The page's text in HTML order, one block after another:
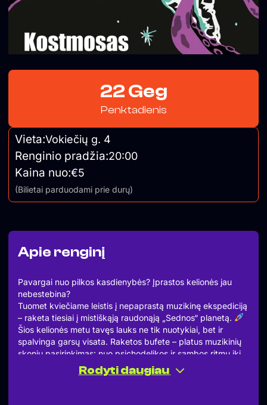
Apie renginį
Pavargai nuo pilkos kasdienybės? Įprastos kelionės jau
nebestebina?
Tuomet kviečiame leistis į nepaprastą muzikinę ekspediciją
– raketa tiesiai į mistiškąją raudonąją „Sednos“ planetą.
Šios kelionės metu tavęs lauks ne tik nuotykiai, bet ir
spalvinga garsų visata. Raketos bufete – platus muzikinių
skonių pasirinkimas: nuo psichodelikos ir sambos ritmų iki
surf rock bei pop rock bangų.
Įlipimas į raketą nuo 20:00val
Rodyti daugiau
22 Geg
Penktadienis
Vieta:Vokiečių g. 4
Renginio pradžia:20:00
Kaina nuo:€5
(Bilietai parduodami prie durų)